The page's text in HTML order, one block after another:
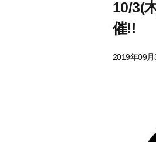
10/3(
催!!
2019年09月